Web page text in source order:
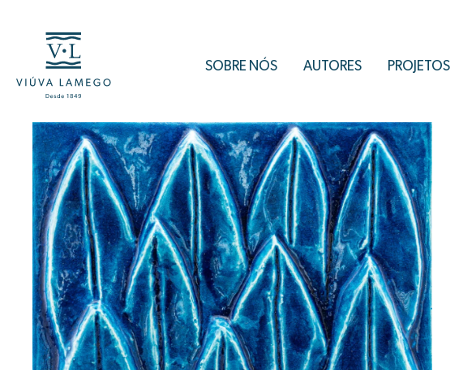
SOBRE NÓS AUTORES PROJETOS